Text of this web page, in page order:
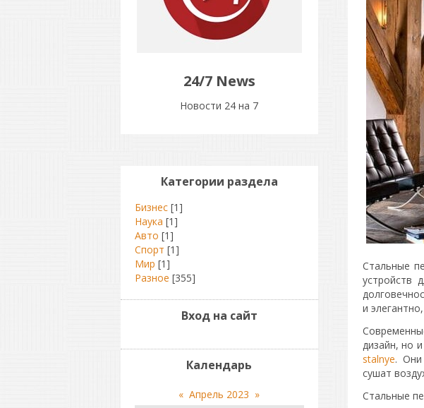
24/7 News
Новости 24 на 7
Стальные
устройств
и
дизайн, но
stalnye. Они
сушат
Стальные
Категории раздела
Бизнес [1]
Наука [1]
Авто [1]
Спорт [1]
Мир [1]
Разное [355]
Вход на сайт
Календарь
« Апрель 2023 »